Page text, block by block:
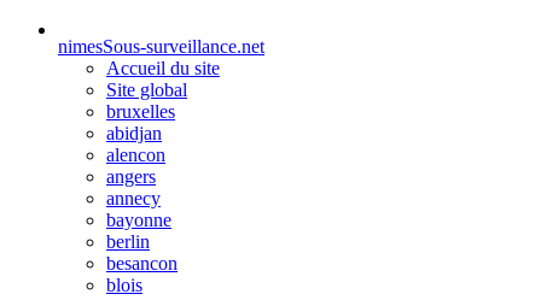
nimesSous-surveillance.net
Accueil du site
Site global
bruxelles
abidjan
alencon
angers
annecy
bayonne
berlin
besancon
blois